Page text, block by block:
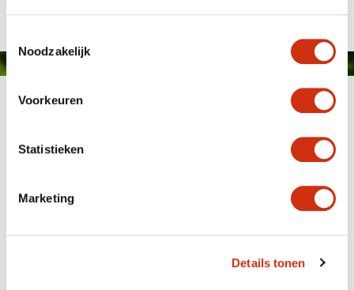
Noodzakelijk
Voorkeuren
Statistieken
Marketing
Details tonen
MEMBER OF GROUP